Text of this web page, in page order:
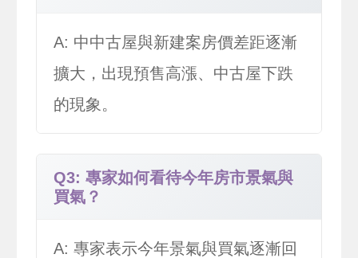
A: 中中古屋與新建案房價差距逐漸
擴大，出現預售高漲、中古屋下跌
的現象。
Q3: 專家如何看待今年房市景氣與
買氣？
A: 專家表示今年景氣與買氣逐漸回